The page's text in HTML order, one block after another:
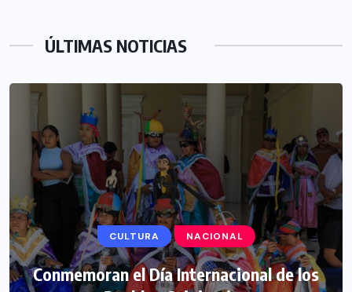
ÚLTIMAS NOTICIAS
CULTURA NACIONAL
Conmemoran el Día Internacional de los